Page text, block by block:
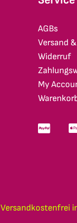
AGBs
Versand
Widerruf
My
Versandkostenfrei